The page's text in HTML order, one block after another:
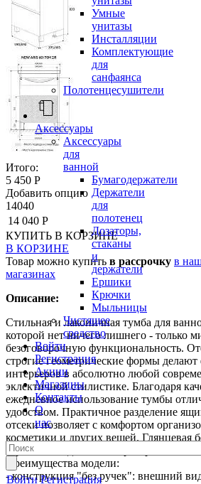
Умные
унитазы
Инсталляции
Комплектующие
для
санфаянса
Полотенцесушители
Аксессуары
Аксессуары
для
ванной
Бумагодержатели
Держатели
для
полотенец
Дозаторы,
стаканы
и
держатели
Ершики
Крючки
Мыльницы
Чистящее
средство
Войти
Регистрация
Акции
Магазины
Контакты
О
нас
Войти Регистрация
Итого:
5 450 Р
Добавить опцию
14040
14 040 Р
КУПИТЬ В КОРЗИНЕ
В КОРЗИНЕ
Товар можно купить в рассрочку в
магазинах
Описание:
Стильная и лаконичная тумба для
которой нет ничего лишнего - только
безоговорочную функциональность.
строгие геометрические формы делают
интерьеров в абсолютно любой
эклектичной стилистике. Благодаря
ежедневное использование тумбы
удобством. Практичное разделение
отсеки позволяет с комфортом
косметики и других вещей. Глянцевая
гармонично дополнит пространства в
Преимущества модели:
- конструкция "без ручек": внешний